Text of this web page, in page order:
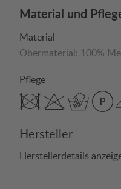
Material und
Material
Obermaterial: 100%
Pflege
Hersteller
Herstellerdetails